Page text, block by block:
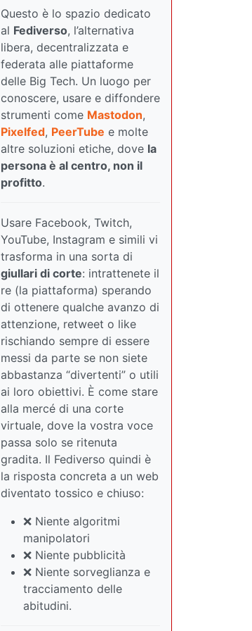
Questo è lo spazio dedicato
al Fediverso, l’alternativa
libera, decentralizzata e
federata alle piattaforme
delle Big Tech. Un luogo per
conoscere, usare e diffondere
strumenti come Mastodon,
Pixelfed, PeerTube e molte
altre soluzioni etiche, dove la
persona è al centro, non il
profitto.
Usare Facebook, Twitch,
YouTube, Instagram e simili vi
trasforma in una sorta di
giullari di corte: intrattenete il
re (la piattaforma) sperando
di ottenere qualche avanzo di
attenzione, retweet o like
rischiando sempre di essere
messi da parte se non siete
abbastanza “divertenti” o utili
ai loro obiettivi. È come stare
alla mercé di una corte
virtuale, dove la vostra voce
passa solo se ritenuta
gradita. Il Fediverso quindi è
la risposta concreta a un web
diventato tossico e chiuso:
❌ Niente algoritmi
manipolatori
❌ Niente pubblicità
❌ Niente sorveglianza e
tracciamento delle
abitudini.